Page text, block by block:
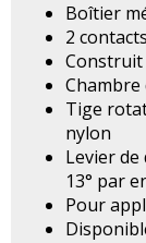
Boîtier
2 contacts
Construit
Chambre
Tige
nylon
Levier
13° par
Pour